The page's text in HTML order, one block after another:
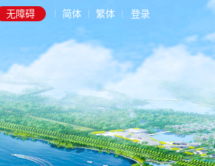
无障碍 简体 繁体 登录